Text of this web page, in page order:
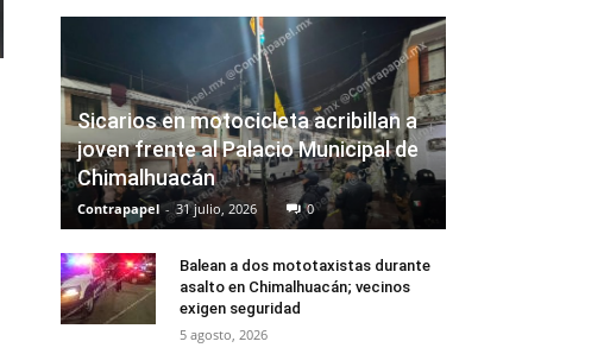
Sicarios en motocicleta acribillan a
joven frente al Palacio Municipal de
Chimalhuacán
Contrapapel - 31 julio, 2026 0
Balean a dos mototaxistas durante
asalto en Chimalhuacán; vecinos
exigen seguridad
5 agosto, 2026